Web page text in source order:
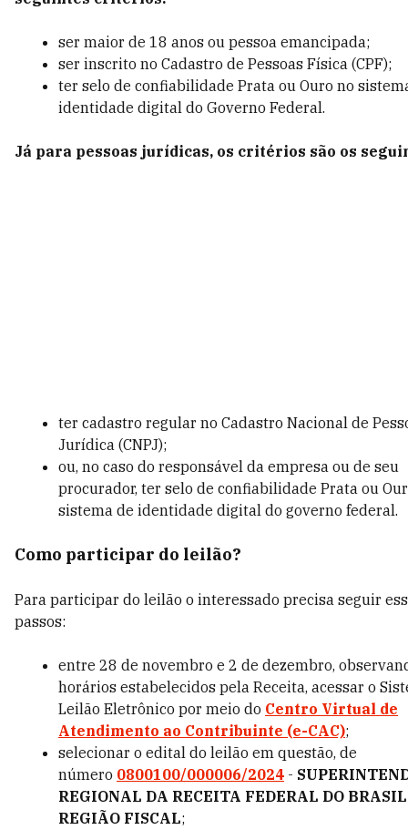
ser maior de 18 anos ou pessoa emancipada;
ser inscrito no Cadastro de Pessoas Física (CPF);
ter selo de confiabilidade Prata ou Ouro no
identidade digital do Governo Federal.
Já para pessoas jurídicas, os critérios são os
ter cadastro regular no Cadastro Nacional de
Jurídica (CNPJ);
ou, no caso do responsável da empresa ou de seu
procurador, ter selo de confiabilidade Prata ou
sistema de identidade digital do governo federal.
Como participar do leilão?
Para participar do leilão o interessado precisa seguir
passos:
entre 28 de novembro e 2 de dezembro,
horários estabelecidos pela Receita, acessar o
Leilão Eletrônico por meio do Centro Virtual de
Atendimento ao Contribuinte (e-CAC);
selecionar o edital do leilão em questão, de
número 0800100/000006/2024 -
REGIONAL DA RECEITA FEDERAL DO
REGIÃO FISCAL;